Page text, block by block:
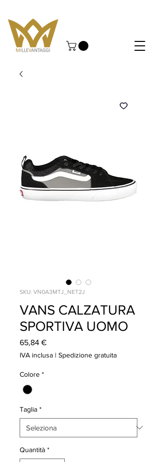
SKU: VN0A3MTJ_NET2J
VANS CALZATURA
SPORTIVA UOMO
65,84 €Prezzo
IVA inclusa | Spedizione gratuita
Colore *
Taglia *
Quantità *